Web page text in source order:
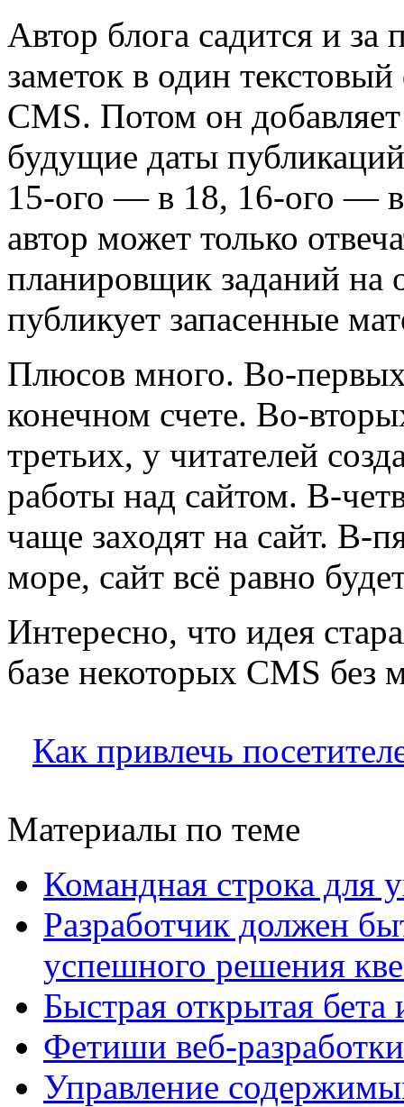
Автор блога садится и
заметок в один
CMS. Потом он
будущие даты
15-ого — в 18, 16-ого — в
автор может только
планировщик заданий на
публикует запасенные
Плюсов много. Во-
конечном счете. Во-
третьих, у читателей
работы над сайтом. В-
чаще заходят на сайт. В-
море, сайт всё равно
Интересно, что идея
базе некоторых CMS без
Как привлечь
Материалы по теме
Командная строка для
Разработчик должен
успешного решения
Быстрая открытая бета
Фетиши веб-разработки
Управление